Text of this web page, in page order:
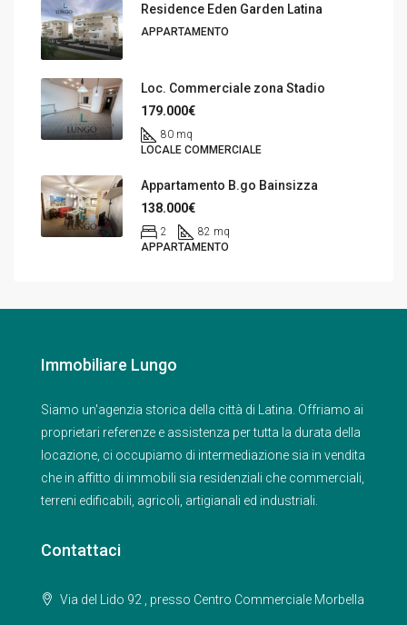
Residence Eden Garden Latina
APPARTAMENTO
Loc. Commerciale zona Stadio
179.000€
80 mq
LOCALE COMMERCIALE
Appartamento B.go Bainsizza
138.000€
2
82 mq
APPARTAMENTO
Immobiliare Lungo
Siamo un'agenzia storica della città di Latina. Offriamo ai
proprietari referenze e assistenza per tutta la durata della
locazione, ci occupiamo di intermediazione sia in vendita
che in affitto di immobili sia residenziali che commerciali,
terreni edificabili, agricoli, artigianali ed industriali.
Contattaci
Via del Lido 92 , presso Centro Commerciale Morbella